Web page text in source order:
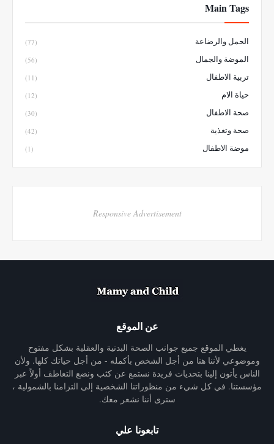
Main Tags
الحمل والرضاعة (77)
الموضة والجمال (56)
تربية الاطفال (11)
حياة الام (12)
صحة الاطفال (30)
صحة وتغذية (42)
موضة الاطفال (1)
Responsive Advertisement
عن الموقع
يغطي الموقع جميع جوانب الصحة البدنية والعقلية بشكل مفتوح
وموضوعي لأننا هنا من أجل الشخص بأكمله - من أجل حياتك كلها. ولأن
الناس يأتون إلينا بتحديات فريدة نستمع عن كثب ونضع التعاطف أولاً عبر
مؤسستنا. في كل شيء من منظوراتنا الشخصية إلى التزامنا بالشمولية ،
سترى أننا نشعر معك.
تابعونا علي